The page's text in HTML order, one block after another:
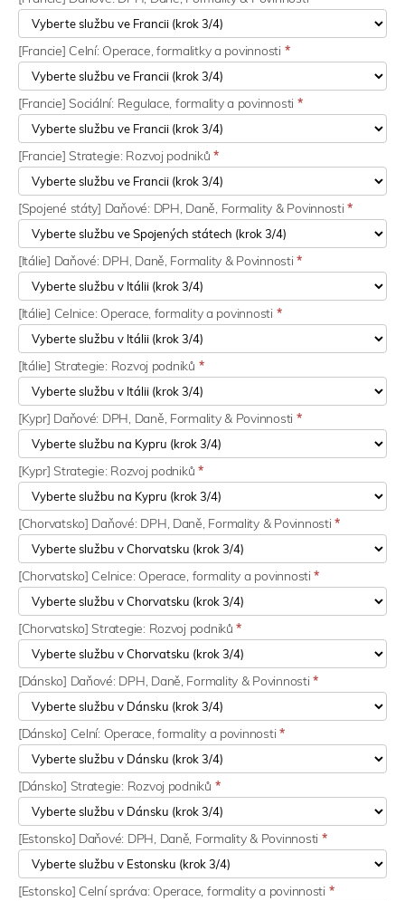
[Francie] Celní: Operace, formalitky a povinnosti *
[Francie] Sociální: Regulace, formality a povinnosti *
[Francie] Strategie: Rozvoj podniků*
[Spojené státy] Daňové: DPH, Daně, Formality & Povinnosti*
[Itálie] Daňové: DPH, Daně, Formality & Povinnosti*
[Itálie] Celnice: Operace, formality a povinnosti *
[Itálie] Strategie: Rozvoj podniků *
[Kypr] Daňové: DPH, Daně, Formality & Povinnosti *
[Kypr] Strategie: Rozvoj podniků*
[Chorvatsko] Daňové: DPH, Daně, Formality & Povinnosti*
[Chorvatsko] Celnice: Operace, formality a povinnosti*
[Chorvatsko] Strategie: Rozvoj podniků*
[Dánsko] Daňové: DPH, Daně, Formality & Povinnosti*
[Dánsko] Celní: Operace, formality a povinnosti*
[Dánsko] Strategie: Rozvoj podniků *
[Estonsko] Daňové: DPH, Daně, Formality & Povinnosti *
[Estonsko] Celní správa: Operace, formality a povinnosti *